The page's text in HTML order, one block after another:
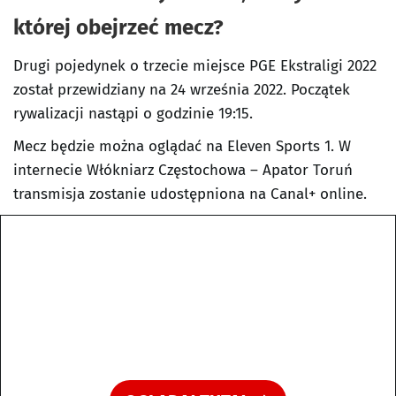
której obejrzeć mecz?
Drugi pojedynek o trzecie miejsce PGE Ekstraligi 2022
został przewidziany na 24 września 2022. Początek
rywalizacji nastąpi o godzinie 19:15.
Mecz będzie można oglądać na Eleven Sports 1. W
internecie Włókniarz Częstochowa – Apator Toruń
transmisja zostanie udostępniona na Canal+ online.